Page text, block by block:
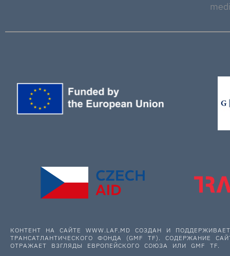
КОНТЕНТ НА САЙТЕ WWW.LAF.MD СОЗДАН И
ТРАНСАТЛАНТИЧЕСКОГО ФОНДА (GMF TF). СОДЕРЖАНИЕ
ОТРАЖАЕТ ВЗГЛЯДЫ ЕВРОПЕЙСКОГО СОЮЗА ИЛИ GMF TF.